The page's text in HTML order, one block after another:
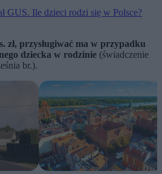
GUS. Ile dzieci rodzi się w Polsce?
zł, przysługiwać ma w przypadku
dziecka w rodzinie (świadczenie
br.).